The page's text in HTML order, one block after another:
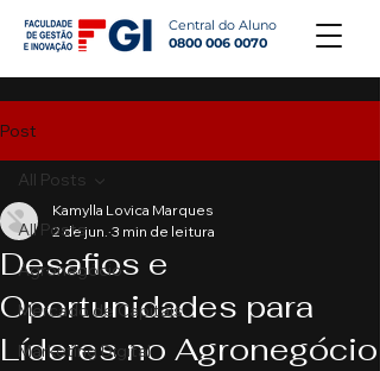
Central do Aluno
0800 006 0070
Post
All Posts
Agronegócio
Mercado de Capitais
Marketing Digital
All Posts
Desafios e
Oportunidades para
Líderes no Agronegócio
Kamylla Lovica Marques
2 de jun. 3 min de leitura